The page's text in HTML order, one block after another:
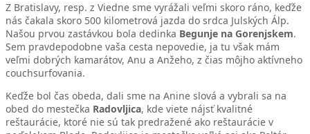
Z Bratislavy, resp. z Viedne sme vyrážali veľmi skoro ráno, keďže
nás čakala skoro 500 kilometrová jazda do srdca Julských Álp.
Našou prvou zastávkou bola dedinka Begunje na Gorenjskem.
Sem pravdepodobne vaša cesta nepovedie, ja tu však mám
veľmi dobrých kamarátov, Anu a Anžeho, z čias môjho aktívneho
couchsurfovania.
Keďže bol čas obeda, dali sme na Anine slová a vybrali sa na
obed do mestečka Radovljica, kde viete nájsť kvalitné
reštaurácie, ktoré nie sú tak predražené ako reštaurácie v